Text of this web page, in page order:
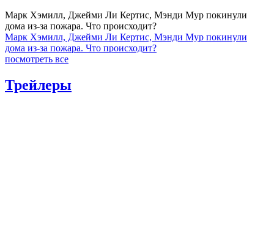
Марк Хэмилл, Джейми Ли Кертис, Мэнди Мур покинули
дома из-за пожара. Что происходит?
Марк Хэмилл, Джейми Ли Кертис, Мэнди Мур покинули
дома из-за пожара. Что происходит?
посмотреть все
Трейлеры